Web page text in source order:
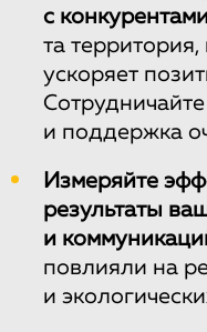
с
та
ускоряет
и поддержка
Измеряйте
результаты
и
повлияли на
и